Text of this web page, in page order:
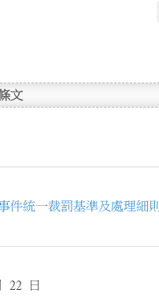
文
件統一裁罰基準及處理細則
22 日